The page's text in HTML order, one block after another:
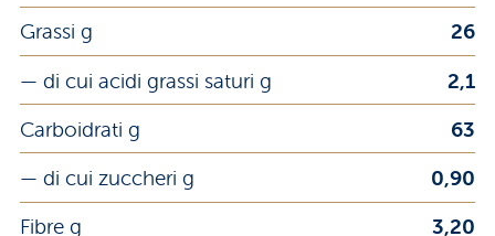
Grassi g
26
— di cui acidi grassi saturi g
2,1
Carboidrati g
63
— di cui zuccheri g
0,90
Fibre g
3,20